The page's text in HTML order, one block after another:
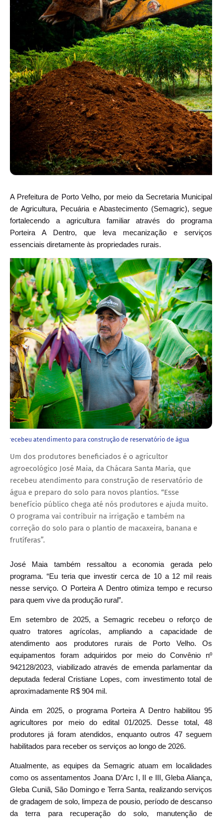
A Prefeitura de Porto Velho, por meio da Secretaria Municipal
de Agricultura, Pecuária e Abastecimento (Semagric), segue
fortalecendo a agricultura familiar através do programa
Porteira A Dentro, que leva mecanização e serviços
essenciais diretamente às propriedades rurais.
recebeu atendimento para construção de reservatório de água
Um dos produtores beneficiados é o agricultor
agroecológico José Maia, da Chácara Santa Maria, que
recebeu atendimento para construção de reservatório de
água e preparo do solo para novos plantios. “Esse
benefício público chega até nós produtores e ajuda muito.
O programa vai contribuir na irrigação e também na
correção do solo para o plantio de macaxeira, banana e
frutíferas”.
José Maia também ressaltou a economia gerada pelo
programa. “Eu teria que investir cerca de 10 a 12 mil reais
nesse serviço. O Porteira A Dentro otimiza tempo e recurso
para quem vive da produção rural”.
Em setembro de 2025, a Semagric recebeu o reforço de
quatro tratores agrícolas, ampliando a capacidade de
atendimento aos produtores rurais de Porto Velho. Os
equipamentos foram adquiridos por meio do Convênio nº
942128/2023, viabilizado através de emenda parlamentar da
deputada federal Cristiane Lopes, com investimento total de
aproximadamente R$ 904 mil.
Ainda em 2025, o programa Porteira A Dentro habilitou 95
agricultores por meio do edital 01/2025. Desse total, 48
produtores já foram atendidos, enquanto outros 47 seguem
habilitados para receber os serviços ao longo de 2026.
Atualmente, as equipes da Semagric atuam em localidades
como os assentamentos Joana D’Arc I, II e III, Gleba Aliança,
Gleba Cuniã, São Domingo e Terra Santa, realizando serviços
de gradagem de solo, limpeza de pousio, período de descanso
da terra para recuperação do solo, manutenção de